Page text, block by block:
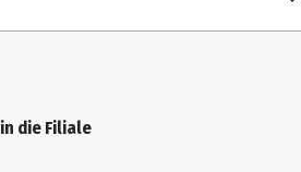
die Filiale